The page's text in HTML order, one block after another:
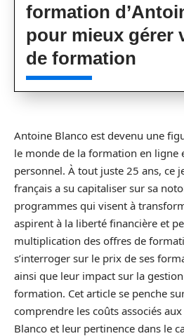
formation
pour mieux gérer
de formation
Antoine Blanco est devenu une
le monde de la formation en ligne
personnel. À tout juste 25 ans, ce
français a su capitaliser sur sa
programmes qui visent à
aspirent à la liberté financière et
multiplication des offres de
s’interroger sur le prix de ses
ainsi que leur impact sur la
formation. Cet article se penche
comprendre les coûts associés
Blanco et leur pertinence dans le